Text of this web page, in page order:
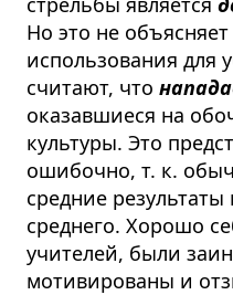
Но это не объясняет
использования для
считают, что
оказавшиеся на
культуры. Это
ошибочно, т. к.
средние
среднего. Хорошо
учителей, были
мотивированы и